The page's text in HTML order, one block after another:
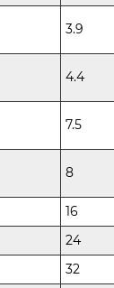
3.9
4.4
7.5
8
16
24
32